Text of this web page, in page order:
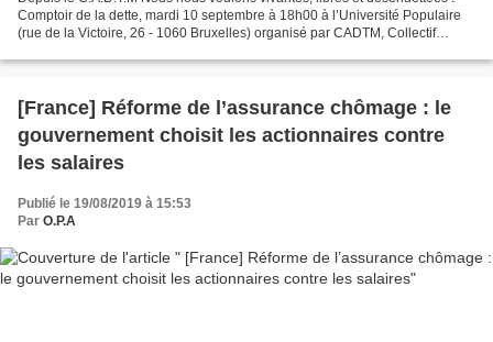
Comptoir de la dette, mardi 10 septembre à 18h00 à l’Université Populaire
(rue de la Victoire, 26 - 1060 Bruxelles) organisé par CADTM, Collectif
[France] Réforme de l’assurance chômage : le
gouvernement choisit les actionnaires contre
les salaires
Publié le 19/08/2019 à 15:53
Par O.P.A